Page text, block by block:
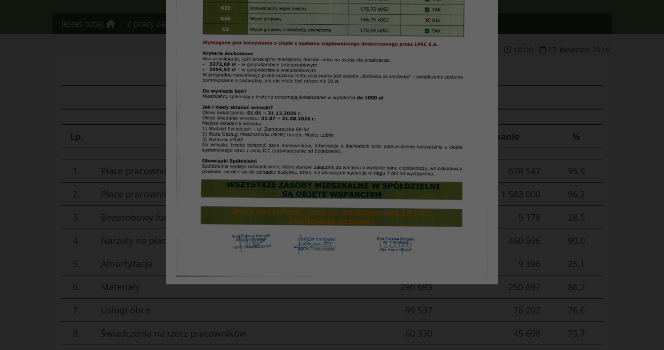
Jesteś tutaj: Z pracy Zarządu Konserwacja bieżąca za 2013 rok SM CZUBY
18 00 27 kwiecień 2016
Tabela Nr 1b
Lp. Wyszczególnienie Wykonanie %
1. Płace pracowników nadzoru technicznego 707 354 678 547
95,9
2.
Płace pracowników na stanowiskach robotniczych 1 583 000
96,2
3.
Bezosobowy fundusz płac 18 151 5 178
28,5
4.
Narzuty na płace (ZUS, ZFŚS) 512 040 460 596
90,0
5.
Amortyzacja 9 396
25,1
6.
Materiały 290 693 250 697
86,2
7.
Usługi obce 99 537 76 202
76,6
8.
Świadczenia na rzecz pracowników 60 330 45 698
75,7